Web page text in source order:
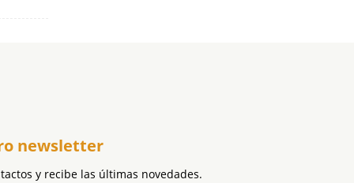
newsletter
y recibe las últimas novedades.